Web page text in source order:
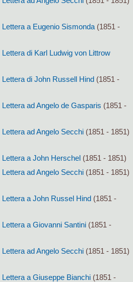
Lettera a Eugenio Sismonda (1851 -
Lettera di Karl Ludwig von Littrow
Lettera di John Russell Hind (1851 -
Lettera ad Angelo de Gasparis (1851 -
Lettera ad Angelo Secchi (1851 - 1851)
Lettera a John Herschel (1851 - 1851)
Lettera ad Angelo Secchi (1851 - 1851)
Lettera a John Russel Hind (1851 -
Lettera a Giovanni Santini (1851 -
Lettera ad Angelo Secchi (1851 - 1851)
Lettera a Giuseppe Bianchi (1851 -